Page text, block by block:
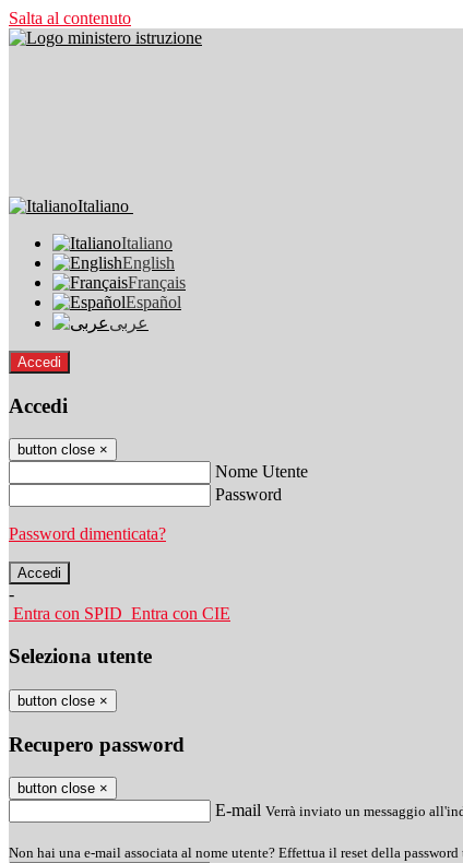
Salta al contenuto
Italiano
Italiano
English
Français
Español
عربى
Accedi
Accedi
button close ×
Nome Utente
Password
Password dimenticata?
-
Entra con SPID Entra con CIE
Seleziona utente
button close ×
Recupero password
button close ×
E-mail Verrà inviato un messaggio
Non hai una e-mail associata al nome utente? Effettua il reset della